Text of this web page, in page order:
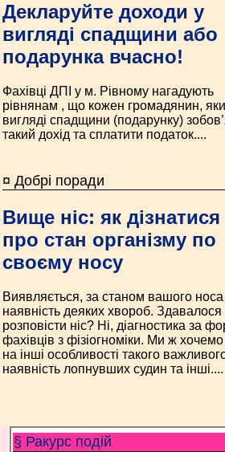
Декларуйте доходи у
вигляді спадщини або
подарунка вчасно!
Фахівці ДПІ у м. Рівному нагадують
рівнянам , що кожен громадянин,
вигляді спадщини (подарунку)
такий дохід та сплатити податок....
¤ Добрі поради
Вище ніс: як дізнатися
про стан організму по
своєму носу
Виявляється, за станом вашого
наявність деяких хвороб.
розповісти ніс? Ні, діагностика за
фахівців з фізіогноміки. Ми ж
на інші особливості такого
наявність лопнувших судин та інші....
§ Ракурс подій